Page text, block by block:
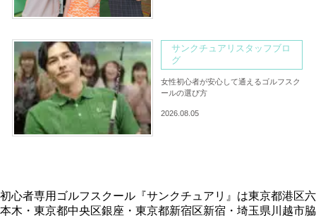
サンクチュアリスタッフブロ
グ
女性初心者が安心して通えるゴルフスク
ールの選び方
2026.08.05
初心者専用ゴルフスクール『サンクチュアリ』は東京都港区六
本木・東京都中央区銀座・東京都新宿区新宿・埼玉県川越市脇